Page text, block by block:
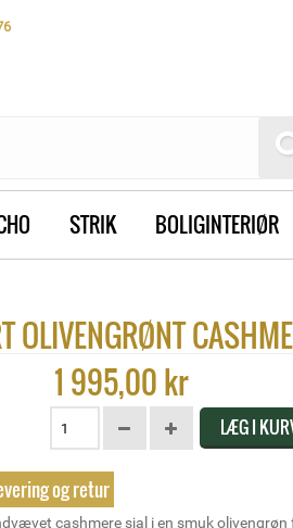
STRIK BOLIGINTERIØR
OLIVENGRØNT
1 995,00 kr
LÆG I
og retur
cashmere sjal i en smuk olivengrøn